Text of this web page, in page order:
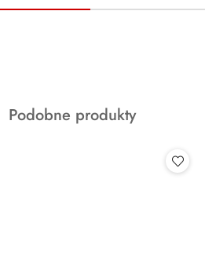
Produkty
Podobne produkty